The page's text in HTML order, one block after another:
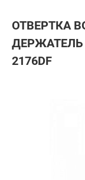
ОТВЕРТКА
ДЕРЖАТЕЛЬ
2176DF